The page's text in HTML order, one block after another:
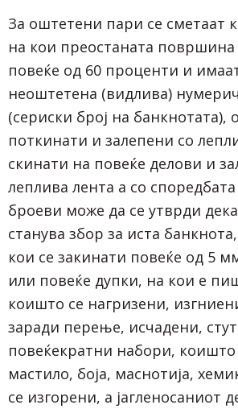
За оштетени пари се сметаат
на кои преостаната површина
повеќе од 60 проценти и
неоштетена (видлива)
(сериски број на банкнотата),
поткинати и залепени со
скинати на повеќе делови и
леплива лента а со
броеви може да се утврди
станува збор за иста
кои се закинати повеќе од 5
или повеќе дупки, на кои е
коишто се нагризени,
заради перење, исчадени,
повеќекратни набори,
мастило, боја, маснотија,
се изгорени, а јагленосаниот